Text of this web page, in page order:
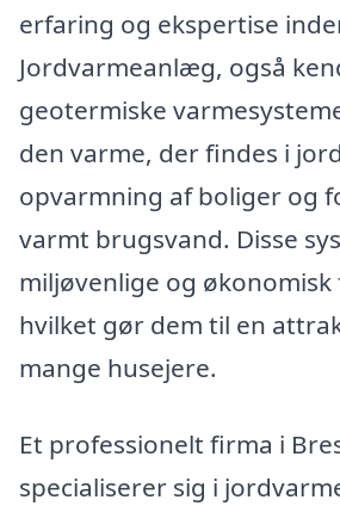
erfaring og ekspertise
Jordvarmeanlæg, også
geotermiske
den varme, der findes i
opvarmning af boliger og
varmt brugsvand. Disse
miljøvenlige og
hvilket gør dem til en
mange husejere.
Et professionelt firma i
specialiserer sig i